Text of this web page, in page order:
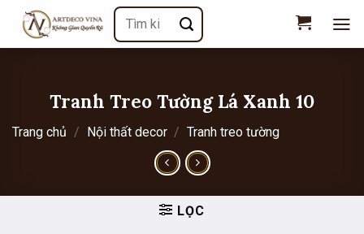
Chuyển
nội
Tìm
kiếm:
Tranh Treo Tường Lá Xanh 10
Trang chủ / Nội thất decor / Tranh treo tường
LỌC